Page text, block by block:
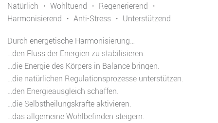
Natürlich ・ Wohltuend ・ Regenerierend ・
Harmonisierend ・ Anti-Stress ・ Unterstützend
Durch energetische Harmonisierung…
…den Fluss der Energien zu stabilisieren.
…die Energie des Körpers in Balance bringen.
…die natürlichen Regulationsprozesse unterstützen.
…den Energieausgleich schaffen.
…die Selbstheilungskräfte aktivieren.
…das allgemeine Wohlbefinden steigern.